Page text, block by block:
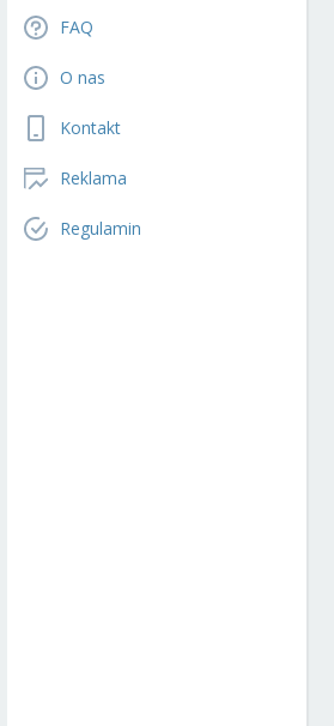
FAQ
O nas
Kontakt
Reklama
Regulamin